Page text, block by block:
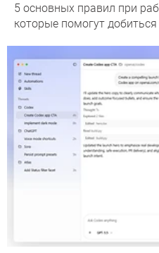
5 основных правил при
которые помогут добиться